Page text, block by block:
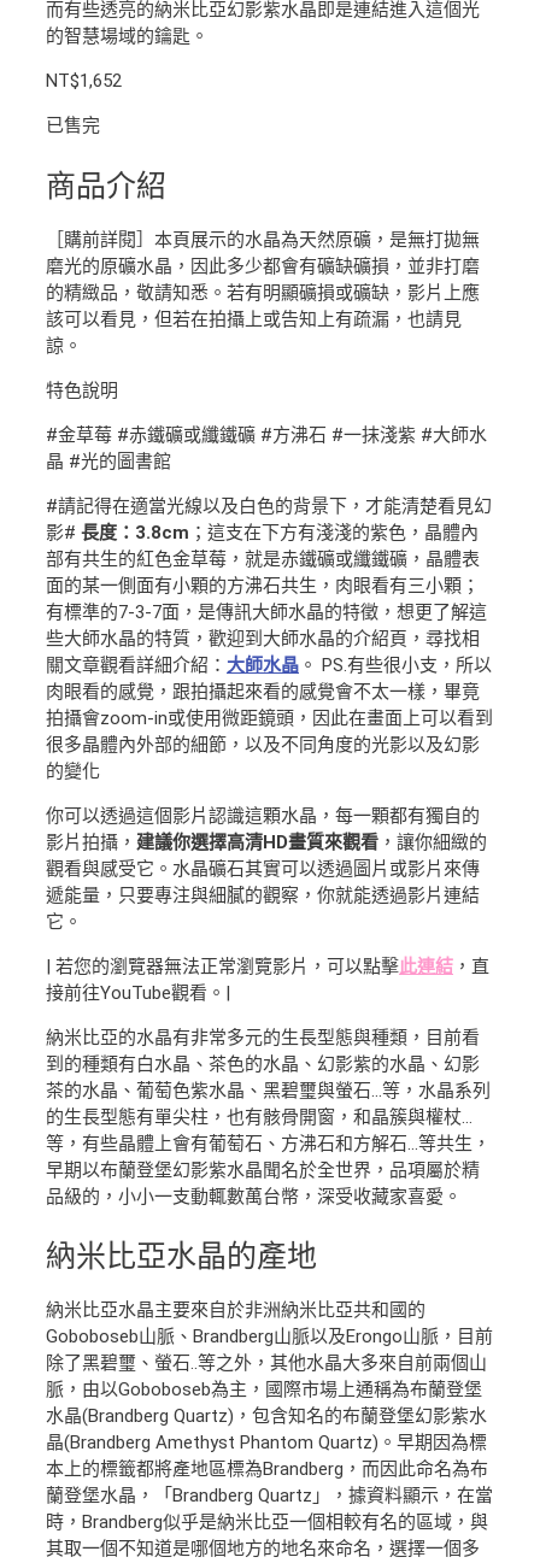
而有些透亮的納米比亞幻影紫水晶即是連結進入這個光
的智慧場域的鑰匙。
NT$1,652
已售完
商品介紹
［購前詳閱］本頁展示的水晶為天然原礦，是無打拋無
磨光的原礦水晶，因此多少都會有礦缺礦損，並非打磨
的精緻品，敬請知悉。若有明顯礦損或礦缺，影片上應
該可以看見，但若在拍攝上或告知上有疏漏，也請見
諒。
特色說明
#金草莓 #赤鐵礦或纖鐵礦 #方沸石 #一抹淺紫 #大師水
晶 #光的圖書館
#請記得在適當光線以及白色的背景下，才能清楚看見幻
影# 長度：3.8cm ；這支在下方有淺淺的紫色，晶體內
部有共生的紅色金草莓，就是赤鐵礦或纖鐵礦，晶體表
面的某一側面有小顆的方沸石共生，肉眼看有三小顆；
有標準的7-3-7面，是傳訊大師水晶的特徵，想更了解這
些大師水晶的特質，歡迎到大師水晶的介紹頁，尋找相
關文章觀看詳細介紹： 大師水晶 。 PS.有些很小支，所以
肉眼看的感覺，跟拍攝起來看的感覺會不太一樣，畢竟
拍攝會zoom-in或使用微距鏡頭，因此在畫面上可以看到
很多晶體內外部的細節，以及不同角度的光影以及幻影
的變化
你可以透過這個影片認識這顆水晶，每一顆都有獨自的
影片拍攝， 建議你選擇高清HD畫質來觀看 ，讓你細緻的
觀看與感受它。水晶礦石其實可以透過圖片或影片來傳
遞能量，只要專注與細膩的觀察，你就能透過影片連結
它。
| 若您的瀏覽器無法正常瀏覽影片，可以點擊此連結 ，直
接前往YouTube觀看。|
納米比亞的水晶有非常多元的生長型態與種類，目前看
到的種類有白水晶、茶色的水晶、幻影紫的水晶、幻影
茶的水晶、葡萄色紫水晶、黑碧璽與螢石…等，水晶系列
的生長型態有單尖柱，也有骸骨開窗，和晶簇與權杖…
等，有些晶體上會有葡萄石、方沸石和方解石…等共生，
早期以布蘭登堡幻影紫水晶聞名於全世界，品項屬於精
品級的，小小一支動輒數萬台幣，深受收藏家喜愛。
納米比亞水晶的產地
納米比亞水晶主要來自於非洲納米比亞共和國的
Goboboseb山脈、Brandberg山脈以及Erongo山脈，目前
除了黑碧璽、螢石..等之外，其他水晶大多來自前兩個山
脈，由以Goboboseb為主，國際市場上通稱為布蘭登堡
水晶(Brandberg Quartz)，包含知名的布蘭登堡幻影紫水
晶(Brandberg Amethyst Phantom Quartz)。早期因為標
本上的標籤都將產地區標為Brandberg，而因此命名為布
蘭登堡水晶，「Brandberg Quartz」，據資料顯示，在當
時，Brandberg似乎是納米比亞一個相較有名的區域，與
其取一個不知道是哪個地方的地名來命名，選擇一個多